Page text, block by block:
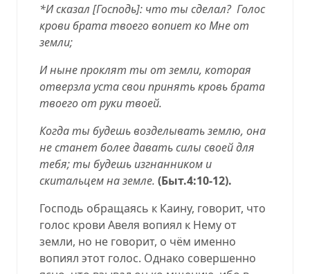
*И сказал [Господь]: что ты сделал? Голос
крови брата твоего вопиет ко Мне от
земли;
И ныне проклят ты от земли, которая
отверзла уста свои принять кровь брата
твоего от руки твоей.
Когда ты будешь возделывать землю, она
не станет более давать силы своей для
тебя; ты будешь изгнанником и
скитальцем на земле. (Быт.4:10-12).
Господь обращаясь к Каину, говорит, что
голос крови Авеля вопиял к Нему от
земли, но не говорит, о чём именно
вопиял этот голос. Однако совершенно